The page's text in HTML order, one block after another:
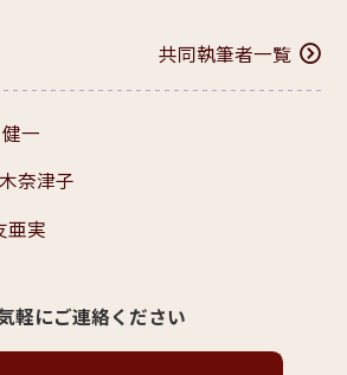
共同執筆者一覧
一
奈津子
亜実
軽にご連絡ください